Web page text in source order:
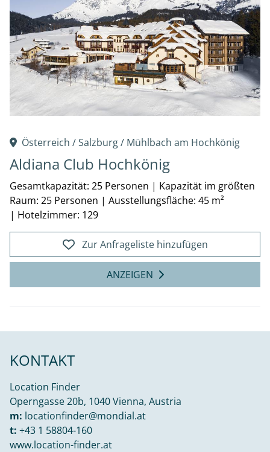
Österreich /Salzburg/ Mühlbach am Hochkönig
Aldiana Club Hochkönig
Gesamtkapazität: 25 Personen | Kapazität im größten
Raum: 25 Personen | Ausstellungsfläche: 45 m²
| Hotelzimmer: 129
Zur Anfrageliste hinzufügen
ANZEIGEN
KONTAKT
Location Finder
Operngasse 20b, 1040 Vienna, Austria
m: locationfinder@mondial.at
t: +43 1 58804-160
www.location-finder.at